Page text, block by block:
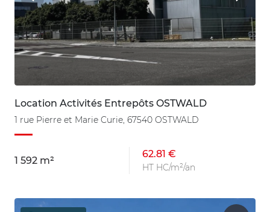
Location Activités Entrepôts OSTWALD
1 rue Pierre et Marie Curie, 67540 OSTWALD
1 592 m²
62.81 €
HT HC/m²/an